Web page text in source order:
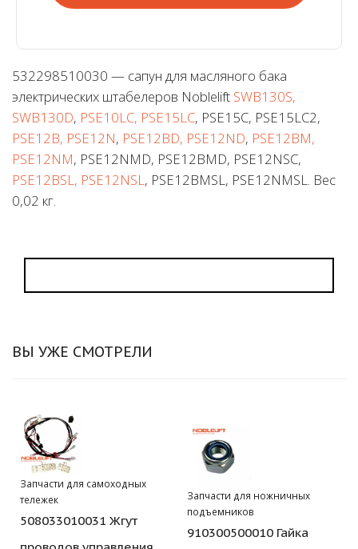
532298510030 — сапун для масляного бака
электрических штабелеров Noblelift SWB130S,
SWB130D, PSE10LC, PSE15LC, PSE15C, PSE15LC2,
PSE12B, PSE12N, PSE12BD, PSE12ND, PSE12BM,
PSE12NM, PSE12NMD, PSE12BMD, PSE12NSC,
PSE12BSL, PSE12NSL, PSE12BMSL, PSE12NMSL. Вес
0,02 кг.
ВЫ УЖЕ СМОТРЕЛИ
Запчасти для самоходных
тележек
508033010031 Жгут
Запчасти для ножничных
подъемников
910300500010 Гайка